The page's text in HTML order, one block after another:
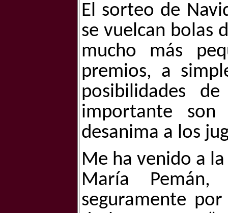
El sorteo de
se vuelcan bolas
mucho más
premios, a
posibilidades
importante
desanima a los
Me ha venido a
María Pemán,
seguramente